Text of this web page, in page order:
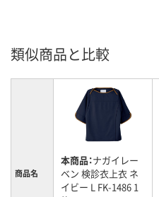
類似商品と比較
商品名
本商品：ナガイレー
ベン 検診衣上衣 ネ
イビー L FK-1486 1